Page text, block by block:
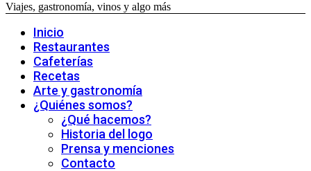
Viajes, gastronomía, vinos y algo más
Inicio
Restaurantes
Cafeterías
Recetas
Arte y gastronomía
¿Quiénes somos?
¿Qué hacemos?
Historia del logo
Prensa y menciones
Contacto